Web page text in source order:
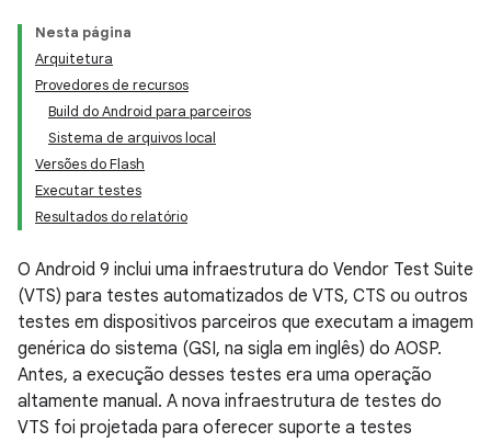
Nesta página
Arquitetura
Provedores de recursos
Build do Android para parceiros
Sistema de arquivos local
Versões do Flash
Executar testes
Resultados do relatório
O Android 9 inclui uma infraestrutura do Vendor Test Suite
(VTS) para testes automatizados de VTS, CTS ou outros
testes em dispositivos parceiros que executam a imagem
genérica do sistema (GSI, na sigla em inglês) do AOSP.
Antes, a execução desses testes era uma operação
altamente manual. A nova infraestrutura de testes do
VTS foi projetada para oferecer suporte a testes